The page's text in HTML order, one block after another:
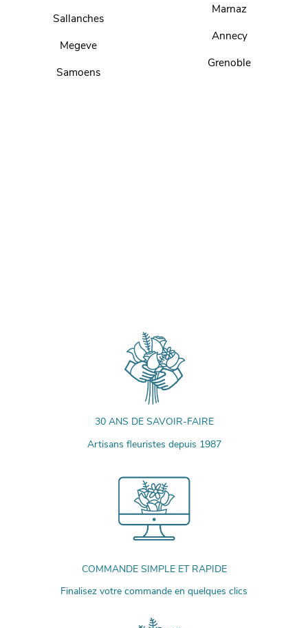
Sallanches
Megeve
Samoens
Marnaz
Annecy
Grenoble
30 ANS DE SAVOIR-FAIRE
Artisans fleuristes depuis 1987
COMMANDE SIMPLE ET RAPIDE
Finalisez votre commande en quelques clics